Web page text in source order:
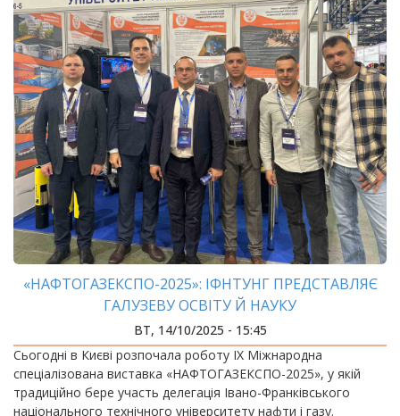
«НАФТОГАЗЕКСПО-2025»: ІФНТУНГ ПРЕДСТАВЛЯЄ
ГАЛУЗЕВУ ОСВІТУ Й НАУКУ
ВТ, 14/10/2025 - 15:45
Сьогодні в Києві розпочала роботу IX Міжнародна
спеціалізована виставка «НАФТОГАЗЕКСПО-2025», у якій
традиційно бере участь делегація Івано-Франківського
національного технічного університету нафти і газу.